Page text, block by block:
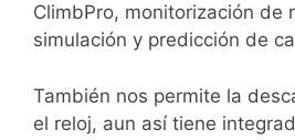
ClimbPro, monitorización de
simulación y predicción de
También nos permite la
el reloj, aun así tiene